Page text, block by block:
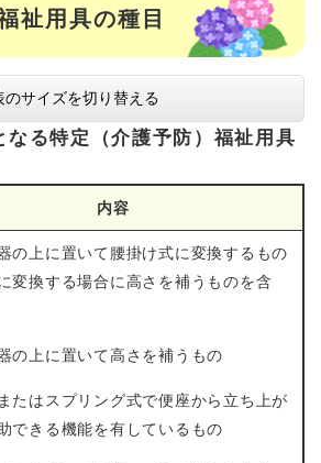
祉用具の種目
のサイズを切り替える
なる特定（介護予防）福祉用具
内容
の上に置いて腰掛け式に変換するもの
変換する場合に高さを補うものを含
の上に置いて高さを補うもの
たはスプリング式で便座から立ち上が
できる機能を有しているもの